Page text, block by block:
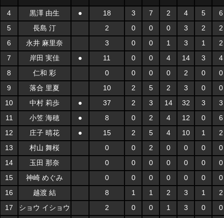
4 黒澤 由生 ● 18 3 7 2 4 5
6
5
長島 汀 2 0 0 0 3 2
2
6
永井 麻里奈 3 0 0 1 3 1
2
7
岸田 実佳 ● 11 0 0 4 14 3
4
8
仁和 彩 0 0 0 0 2 0
0
9
落合 里夏 10 2 5 2 3 0
0
10
中村 莉歩 ● 37 2 3 14 32 3
3
11
小笠 海穂 ● 8 0 2 4 12 0
6
12
庄子 晴花 ● 15 2 5 4 10 1
2
13
村山 舞桜 0 0 2 0 0 0
0
14
玉田 那奈 0 0 0 0 0 0
0
15
神崎 めぐみ 0 0 0 0 0 0
0
16
越渡 結 8 1 1 2 3 1
2
17
ショウ イショウ 2 0 0 1 3 0 0